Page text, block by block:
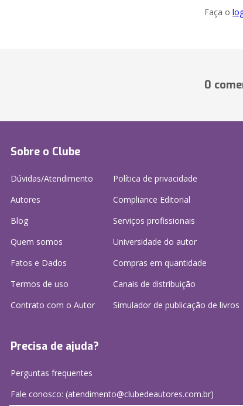
Faça o
0
Sobre o Clube
Dúvidas/Atendimento
Autores
Blog
Quem somos
Fatos e Dados
Termos de uso
Contrato com o Autor
Política de privacidade
Compliance Editorial
Serviços profissionais
Universidade do autor
Compras em quantidade
Canais de distribuição
Simulador de publicação de livros
Precisa de ajuda?
Perguntas frequentes
Fale conosco: (atendimento@clubedeautores.com.br)